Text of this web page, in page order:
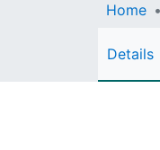
Home
Details